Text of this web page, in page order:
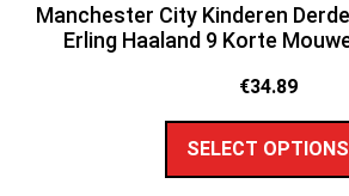
Manchester City Kinderen
Erling Haaland 9 Korte
€34.89
SELECT OPTIONS